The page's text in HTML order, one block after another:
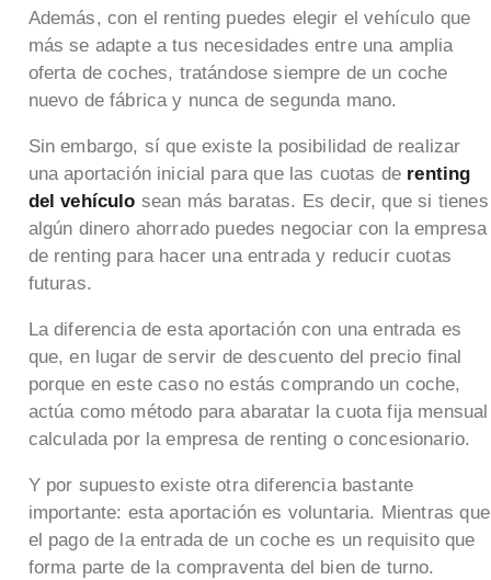
Además, con el renting puedes elegir el vehículo que
más se adapte a tus necesidades entre una amplia
oferta de coches, tratándose siempre de un coche
nuevo de fábrica y nunca de segunda mano.
Sin embargo, sí que existe la posibilidad de realizar
una aportación inicial para que las cuotas de renting
del vehículo sean más baratas. Es decir, que si tienes
algún dinero ahorrado puedes negociar con la empresa
de renting para hacer una entrada y reducir cuotas
futuras.
La diferencia de esta aportación con una entrada es
que, en lugar de servir de descuento del precio final
porque en este caso no estás comprando un coche,
actúa como método para abaratar la cuota fija mensual
calculada por la empresa de renting o concesionario.
Y por supuesto existe otra diferencia bastante
importante: esta aportación es voluntaria. Mientras que
el pago de la entrada de un coche es un requisito que
forma parte de la compraventa del bien de turno.